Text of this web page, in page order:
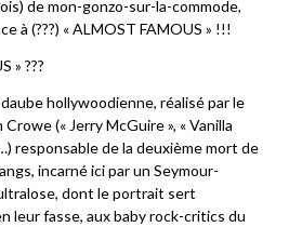
de mon-gonzo-sur-la-commode,
à (???) « ALMOST FAMOUS » !!!
» ???
hollywoodienne, réalisé par le
(« Jerry McGuire », « Vanilla
responsable de la deuxième mort de
incarné ici par un Seymour-
dont le portrait sert
leur fasse, aux baby rock-critics du